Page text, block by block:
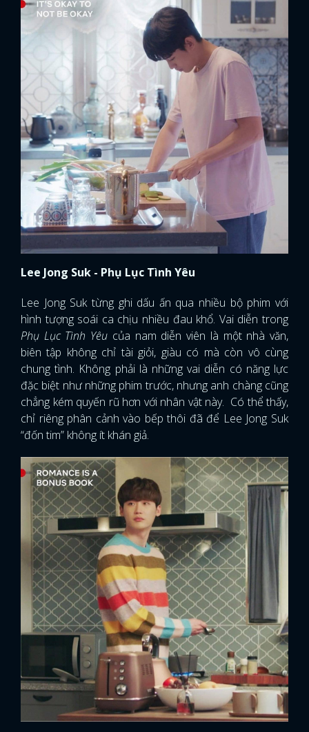
FACEBOOK GOOGLE
Lee Jong Suk - Phụ Lục Tình Yêu
Lee Jong Suk từng ghi dấu ấn qua nhiều bộ phim với
hình tượng soái ca chịu nhiều đau khổ. Vai diễn trong
Phụ Lục Tình Yêu của nam diễn viên là một nhà văn,
biên tập không chỉ tài giỏi, giàu có mà còn vô cùng
chung tình. Không phải là những vai diễn có năng lực
đặc biệt như những phim trước, nhưng anh chàng cũng
chẳng kém quyến rũ hơn với nhân vật này. Có thể thấy,
chỉ riêng phân cảnh vào bếp thôi đã để Lee Jong Suk
“đốn tim” không ít khán giả.